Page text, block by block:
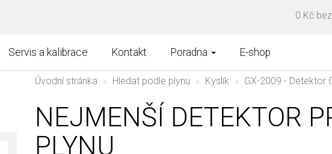
0 Kč
Servis a kalibrace Kontakt Poradna E-shop
Úvodní stránka Hledat podle plynu Kyslík GX-2009 - Detektor
NEJMENŠÍ DETEKTOR
PLYNU